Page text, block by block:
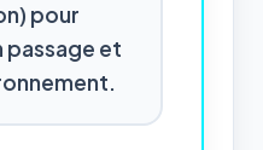
pour
passage et